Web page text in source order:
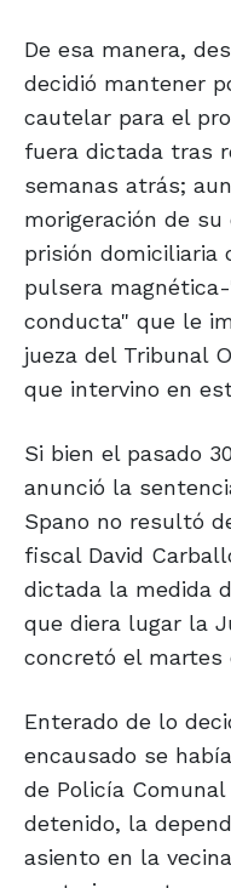
De esa manera,
decidió mantener
cautelar para el
fuera dictada tras
semanas atrás;
morigeración de
prisión domiciliaria
pulsera
conducta" que le
jueza del Tribunal
que intervino en
Si bien el pasado
anunció la
Spano no resultó
fiscal David
dictada la medida
que diera lugar la
concretó el martes
Enterado de lo
encausado se
de Policía
detenido, la
asiento en la